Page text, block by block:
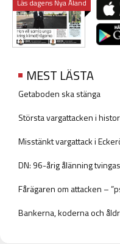
Läs dagens Nya Åland
MEST LÄSTA
Getaboden ska stänga
Största vargattacken i
Misstänkt vargattack i
DN: 96-årig ålänning
Fårägaren om attacken –
Bankerna, koderna och